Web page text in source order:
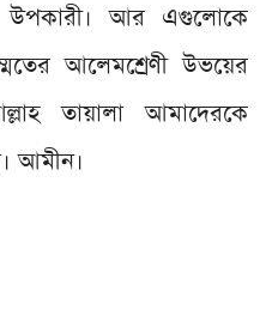
উপকারী। আর এগুলোকে
আলেমশ্রেণী উভয়ের
তায়ালা আমাদেরকে
আমীন।